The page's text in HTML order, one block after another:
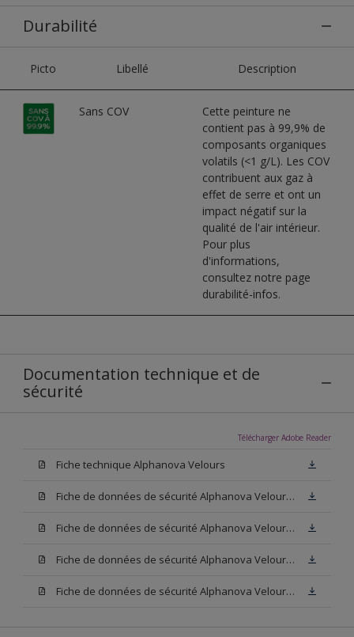
Durabilité
Picto Libellé Description
Sans COV
Cette peinture ne
contient pas à 99,9% de
composants organiques
volatils (<1 g/L). Les COV
contribuent aux gaz à
effet de serre et ont un
impact négatif sur la
qualité de l'air intérieur.
Pour plus
d'informations,
consultez notre page
durabilité-infos.
Documentation technique et de
sécurité
Télécharger Adobe Reader
Fiche technique Alphanova Velours
Fiche de données de sécurité Alphanova Velours Base W05
Fiche de données de sécurité Alphanova Velours Base M15
Fiche de données de sécurité Alphanova Velours Base N00
Fiche de données de sécurité Alphanova Velours Blanc